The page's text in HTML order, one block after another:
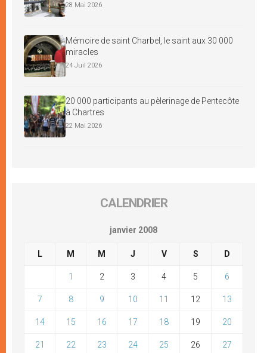
28 Mai 2026
Mémoire de saint Charbel, le saint aux 30 000
miracles
24 Juil 2026
20 000 participants au pèlerinage de Pentecôte
à Chartres
22 Mai 2026
CALENDRIER
janvier 2008
L M M J V S D
1 2 3 4 5 6
7 8 9 10 11 12 13
14 15 16 17 18 19 20
21 22 23 24 25 26 27